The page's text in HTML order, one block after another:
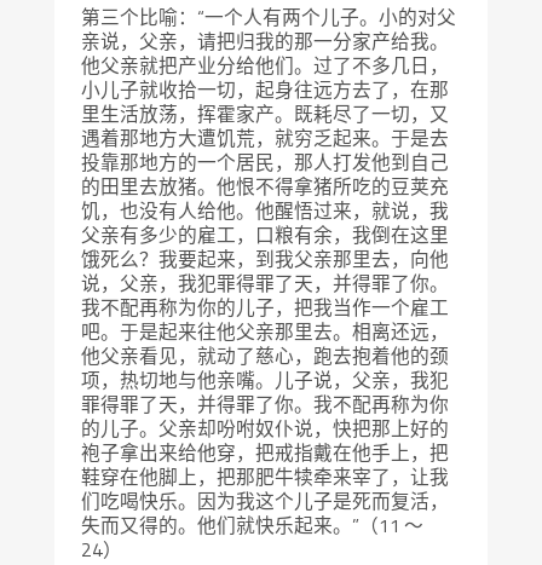
第三个比喻：“一个人有两个儿子。小的对父
亲说，父亲，请把归我的那一分家产给我。
他父亲就把产业分给他们。过了不多几日，
小儿子就收拾一切，起身往远方去了，在那
里生活放荡，挥霍家产。既耗尽了一切，又
遇着那地方大遭饥荒，就穷乏起来。于是去
投靠那地方的一个居民，那人打发他到自己
的田里去放猪。他恨不得拿猪所吃的豆荚充
饥，也没有人给他。他醒悟过来，就说，我
父亲有多少的雇工，口粮有余，我倒在这里
饿死么？我要起来，到我父亲那里去，向他
说，父亲，我犯罪得罪了天，并得罪了你。
我不配再称为你的儿子，把我当作一个雇工
吧。于是起来往他父亲那里去。相离还远，
他父亲看见，就动了慈心，跑去抱着他的颈
项，热切地与他亲嘴。儿子说，父亲，我犯
罪得罪了天，并得罪了你。我不配再称为你
的儿子。父亲却吩咐奴仆说，快把那上好的
袍子拿出来给他穿，把戒指戴在他手上，把
鞋穿在他脚上，把那肥牛犊牵来宰了，让我
们吃喝快乐。因为我这个儿子是死而复活，
失而又得的。他们就快乐起来。”（11 ～
24）